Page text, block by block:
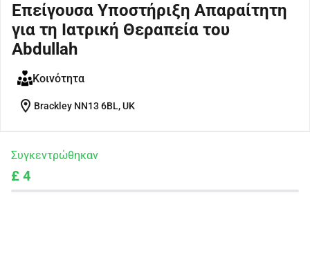
Επείγουσα Υποστήριξη Απαραίτητη
για τη Ιατρική Θεραπεία του
Abdullah
Κοινότητα
location_on Brackley NN13 6BL, UK
Συγκεντρώθηκαν
£ 4